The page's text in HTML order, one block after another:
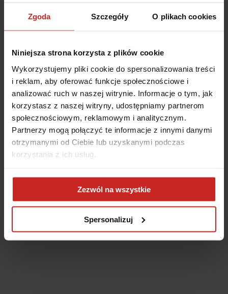
Zgoda Szczegóły O plikach cookies
Niniejsza strona korzysta z plików cookie
Wykorzystujemy pliki cookie do spersonalizowania treści
i reklam, aby oferować funkcje społecznościowe i
analizować ruch w naszej witrynie. Informacje o tym, jak
korzystasz z naszej witryny, udostępniamy partnerom
społecznościowym, reklamowym i analitycznym.
Partnerzy mogą połączyć te informacje z innymi danymi
otrzymanymi od Ciebie lub uzyskanymi podczas
korzystania z ich usług.
Zezwól na wszystkie
Spersonalizuj
browser console for more information)